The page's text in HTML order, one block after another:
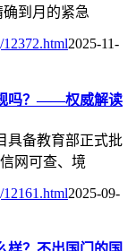
到月的紧急
2025-11-
吗？——权威解读
具备教育部正式批
网可查、境
2025-09-